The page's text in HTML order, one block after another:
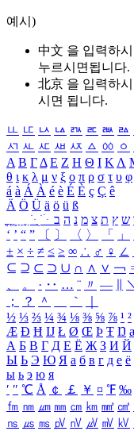
예시)
中文 을 입력하
누르시면됩니다.
北京 을 입력하
시면 됩니다.
ㅥ ㅦ ㅧ ㅨ ㅩ ㅪ ㅫ ㅬ
ㅺ ㅻ ㅼ ㅽ ㅾ ㅿ ㆀ ㆁ
Α Β ΓΔ Ε Ζ Η Θ Ι ΚΛ
θ ι κ λ μ ν ξ ο π ρ σ τ υ φ
á à Á À é è É È ç Ç ê
Ä Ö Ü ä ö ü ß
ִֶֹ ֻּ ׁׂ ש ץ ת צ מ נ ה ב
‘ ’ “ ” 〔 〕 〈 〉 「 」
± × ÷ ≠ ≤ ≥ ∞ ∴ ♂ ♀ ∠
⊆ ⊇ ⊂ ⊃ ∪ ∩ ∧ ∨ ￢
、
。 · ‥ … ¨ 〃 ―
；
？ ＾ ｀
½ ⅓ ⅔ ¼ ¾ ⅛ ⅜ ⅝ ⅞ ¹ ²
Æ Ð Ħ Ĳ Ł Ø Œ Þ Ŧ Ŋ
А Б В Г Д Е Ё Ж З И Й
Ы Ь Э Ю Я а б в г д е ё
ы ь э ю я
′ ″ ℃ Å ￠ ￡ ￥ ¤ ℉ ‰
㎙ ㎚ ㎛ ㎜ ㎝ ㎞ ㎟ ㎠
㎱ ㎲ ㎳ ㎴ ㎵ ㎶ ㎷ ㎸